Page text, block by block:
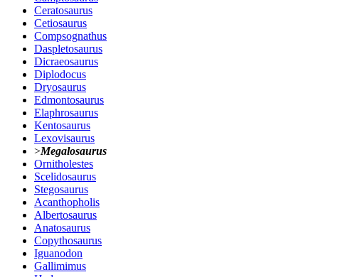
Ceratosaurus
Cetiosaurus
Compsognathus
Daspletosaurus
Dicraeosaurus
Diplodocus
Dryosaurus
Edmontosaurus
Elaphrosaurus
Kentosaurus
Lexovisaurus
>Megalosaurus
Ornitholestes
Scelidosaurus
Stegosaurus
Acanthopholis
Albertosaurus
Anatosaurus
Copythosaurus
Iguanodon
Gallimimus